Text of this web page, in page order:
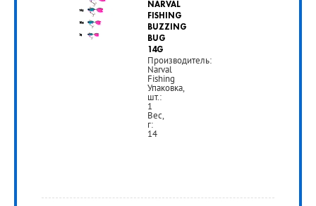
РУБ
NARVAL
FISHING
BUZZING
BUG
14G
Производитель:
Narval
Fishing
Упаковка,
шт.:
1
Вес,
г:
14
345